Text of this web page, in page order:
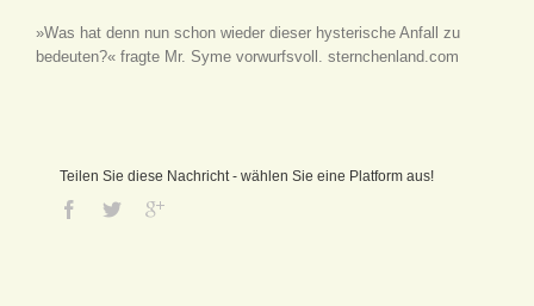
»Was hat denn nun schon wieder dieser hysterische Anfall zu
bedeuten?« fragte Mr. Syme vorwurfsvoll. sternchenland.com
Teilen Sie diese Nachricht - wählen Sie eine Platform aus!